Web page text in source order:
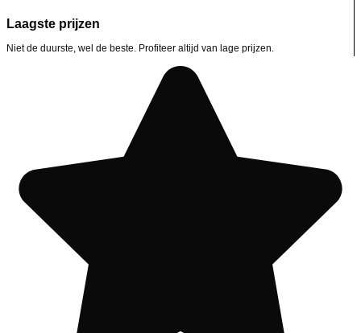
Laagste prijzen
Niet de duurste, wel de beste. Profiteer altijd van lage prijzen.